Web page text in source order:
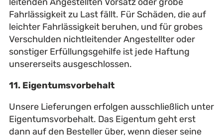
Fahrlässigkeit zu Last fällt. Für Schäden, die auf
leichter Fahrlässigkeit beruhen, und für grobes
Verschulden nichtleitender Angestellter oder
sonstiger Erfüllungsgehilfe ist jede Haftung
unsererseits ausgeschlossen.
11. Eigentumsvorbehalt
Unsere Lieferungen erfolgen ausschließlich unter
Eigentumsvorbehalt. Das Eigentum geht erst
dann auf den Besteller über, wenn dieser seine